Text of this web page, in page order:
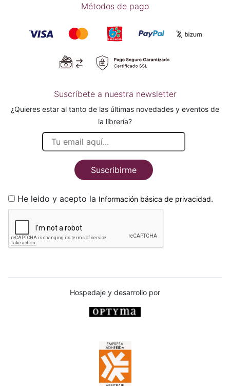
Métodos de pago
Suscríbete a nuestra newsletter
¿Quieres estar al tanto de las últimas novedades y eventos de
la librería?
Suscribirme
He leido y acepto la Información básica de privacidad.
Hospedaje y desarrollo por